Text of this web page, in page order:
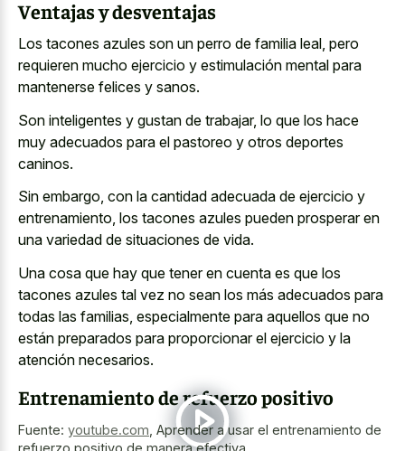
Ventajas y desventajas
Los tacones azules son un perro de familia leal, pero
requieren mucho ejercicio y estimulación mental para
mantenerse felices y sanos.
Son inteligentes y gustan de trabajar, lo que los hace
muy adecuados para el pastoreo y otros deportes
caninos.
Sin embargo, con la cantidad adecuada de ejercicio y
entrenamiento, los tacones azules pueden prosperar en
una variedad de situaciones de vida.
Una cosa que hay que tener en cuenta es que los
tacones azules tal vez no sean los más adecuados para
todas las familias, especialmente para aquellos que no
están preparados para proporcionar el ejercicio y la
atención necesarios.
Entrenamiento de refuerzo positivo
Fuente: youtube.com Aprender a usar el entrenamiento de
refuerzo positivo de manera efectiva